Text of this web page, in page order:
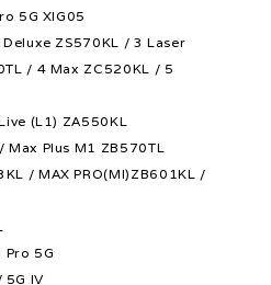
5G XIG05
ZS570KL / 3 Laser
/ 4 Max ZC520KL / 5
(L1) ZA550KL
Max Plus M1 ZB570TL
/ MAX PRO(MI)ZB601KL /
Pro 5G
5G IV